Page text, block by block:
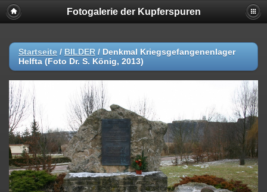
Fotogalerie der Kupferspuren
Startseite / BILDER / Denkmal Kriegsgefangenenlager
Helfta (Foto Dr. S. König, 2013)